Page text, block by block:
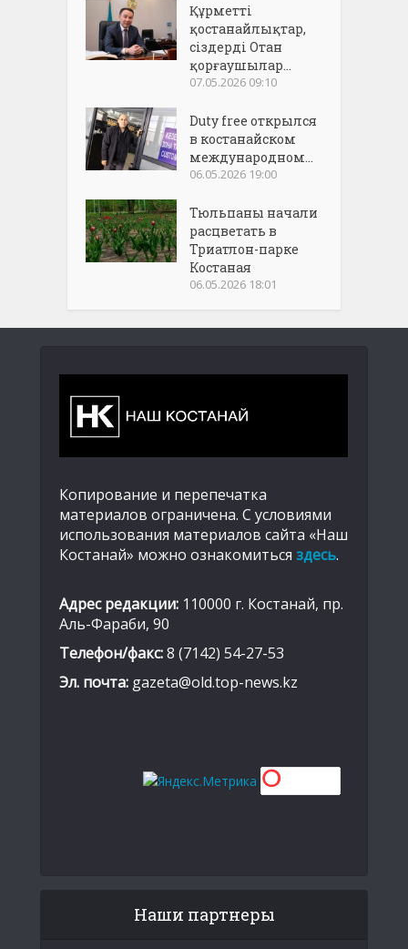
Құрметті
қостанайлықтар,
сіздерді Отан
қорғаушылар...
07.05.2026 09:10
Duty free открылся
в костанайском
международном...
06.05.2026 19:00
Тюльпаны начали
расцветать в
Триатлон-парке
Костаная
06.05.2026 18:01
Копирование и перепечатка
материалов ограничена. С условиями
использования материалов сайта «Наш
Костанай» можно ознакомиться здесь.
Адрес редакции: 110000 г. Костанай, пр.
Аль-Фараби, 90
Телефон/факс:8 (7142) 54-27-53
Эл. почта: gazeta@old.top-news.kz
Наши партнеры